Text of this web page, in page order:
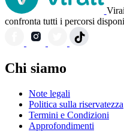
confronta tutti i percorsi
Chi siamo
Note legali
Politica sulla riservatezza
Termini e Condizioni
Approfondimenti